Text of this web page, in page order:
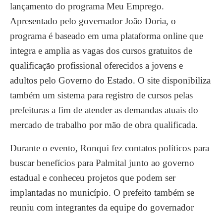
lançamento do programa Meu Emprego.
Apresentado pelo governador João Doria, o
programa é baseado em uma plataforma online que
integra e amplia as vagas dos cursos gratuitos de
qualificação profissional oferecidos a jovens e
adultos pelo Governo do Estado. O site disponibiliza
também um sistema para registro de cursos pelas
prefeituras a fim de atender as demandas atuais do
mercado de trabalho por mão de obra qualificada.
Durante o evento, Ronqui fez contatos políticos para
buscar benefícios para Palmital junto ao governo
estadual e conheceu projetos que podem ser
implantadas no município. O prefeito também se
reuniu com integrantes da equipe do governador